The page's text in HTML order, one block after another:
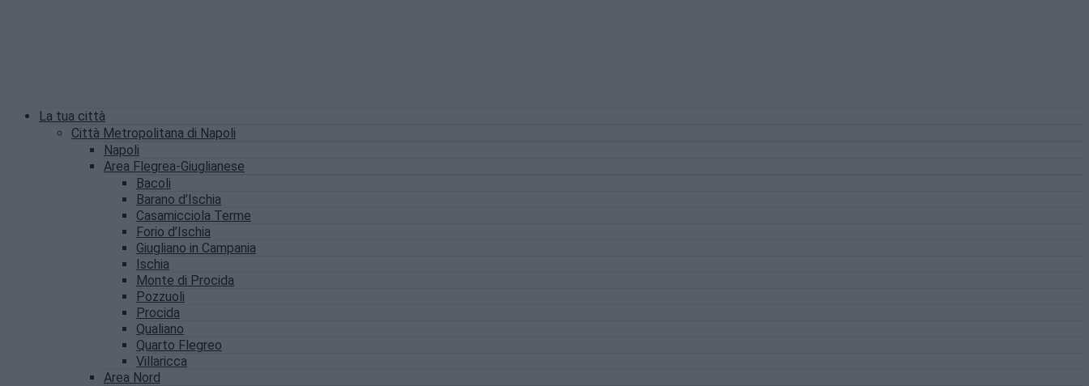
La tua città
Città Metropolitana di Napoli
Napoli
Area Flegrea-Giuglianese
Bacoli
Barano d’Ischia
Casamicciola Terme
Forio d’Ischia
Giugliano in Campania
Ischia
Monte di Procida
Pozzuoli
Procida
Qualiano
Quarto Flegreo
Villaricca
Area Nord